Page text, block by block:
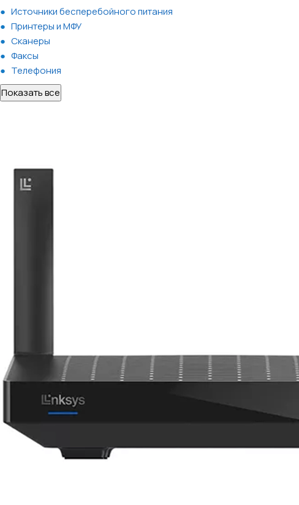
Источники бесперебойного питания
Принтеры и МФУ
Сканеры
Факсы
Телефония
Показать все